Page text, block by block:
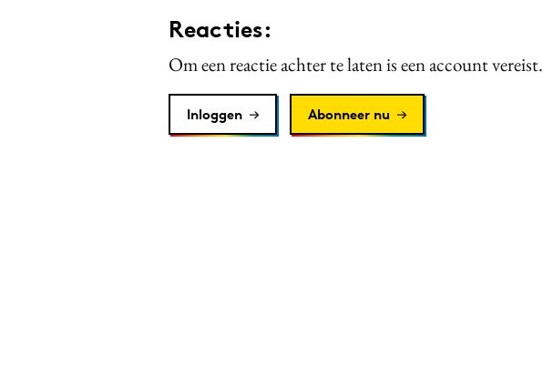
Reacties:
Om een reactie achter te laten is een account vereist.
Inloggen Abonneer nu